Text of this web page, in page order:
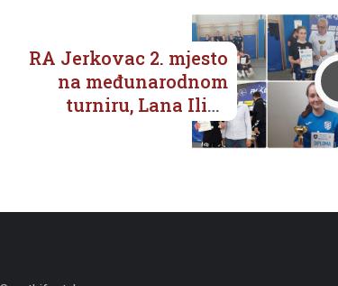
RA Jerkovac 2. mjesto
na međunarodnom
turniru, Lana Ilić i
Vanessa Bebić najbolje
pojedinke!